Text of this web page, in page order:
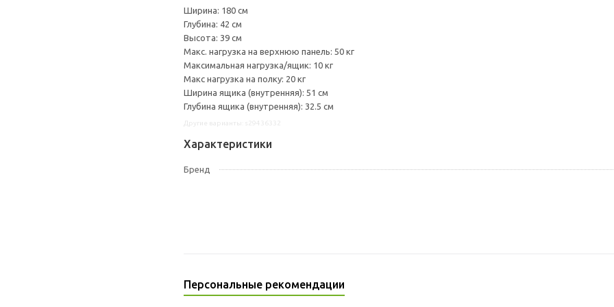
Ширина: 180 см
Глубина: 42 см
Высота: 39 см
Макс. нагрузка на верхнюю панель: 50 кг
Максимальная нагрузка/ящик: 10 кг
Макс нагрузка на полку: 20 кг
Ширина ящика (внутренняя): 51 см
Глубина ящика (внутренняя): 32.5 см
Характеристики
Бренд
Персональные рекомендации